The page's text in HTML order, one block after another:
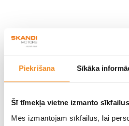
Piekrišana Sīkāka
Šī tīmekļa vietne izmanto sīkfailus
Mēs izmantojam sīkfailus, lai
cehā var veikt līdz 200